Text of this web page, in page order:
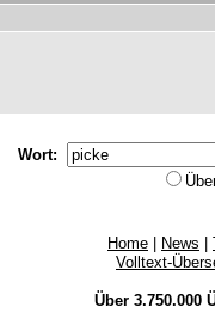
Wort:
Home News
Volltext-
Über 3.750.000